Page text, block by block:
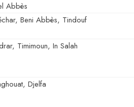
Abbès
Beni Abbès, Tindouf
Timimoun, In Salah
Djelfa